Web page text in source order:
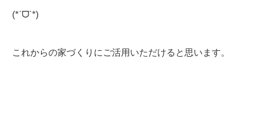
(*ˊᗜˋ*)
これからの家づくりにご活用いただけると思います。